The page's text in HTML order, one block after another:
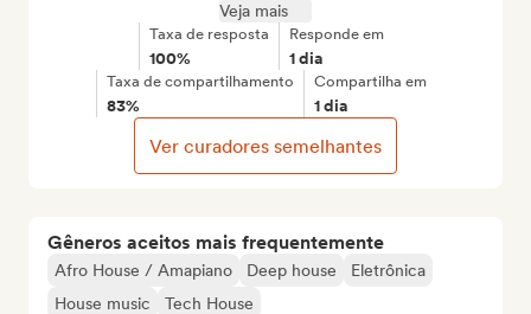
Gêneros aceitos mais frequentemente
Afro House / Amapiano Deep house
Eletrônica
House music
Tech House
Veja mais
Taxa de resposta
100%
Responde em
1 dia
Taxa de compartilhamento
83%
Compartilha em
1 dia
Ver curadores semelhantes